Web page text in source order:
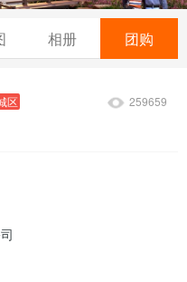
相册 团购
259659
区